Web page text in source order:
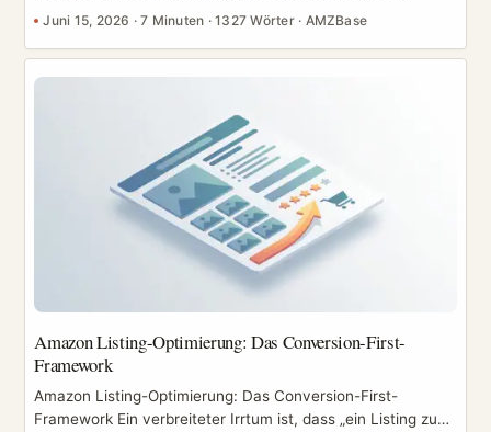
Ratgeber stellen Amazon PPC als Möglichkeit dar, sich „den
Grund, warum so viele Verkäufer Geld verbrennen. PPC ist
keine Abkürzung zum Ranking – es ist Gewinnsteuerung.
investieren, die sich auszahlen, die unrentablen
auszuhungern und anschließend das zu skalieren, was
funktioniert. ...
Juni 15, 2026 ·7 Minuten ·1327 Wörter· AMZBase
Amazon Listing-Optimierung: Das Conversion-First-
Framework
Amazon Listing-Optimierung: Das Conversion-First-
Framework Ein verbreiteter Irrtum ist, dass „ein Listing zu